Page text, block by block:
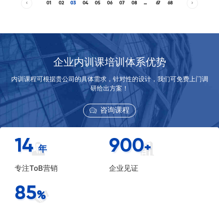
01 02 03 04 05 06 07 08 ... 67 68
企业内训课培训体系优势
内训课程可根据贵公司的具体需求，针对性的设计，我们可免费上门调
研给出方案！
咨询课程
14 年
专注ToB营销
900+
企业见证
85%